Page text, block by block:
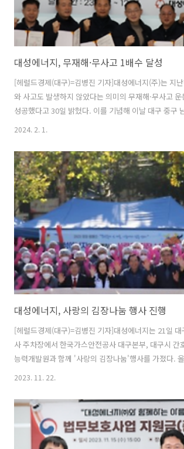
대성에너지, 무재해·무사고 1배수 달성
[헤럴드경제(대구)=김병진 기자]대성에너지(주)는 지
와 사고도 발생하지 않았다는 의미의 무재해·무사고
성공했다고 30일 밝혔다. 이를 기념해 이날 대구 중구
기여도가 높은 부서와 직원들에 대해 시상했다. 또 2024
고를 최소화한다는 목표로 사고 위험성이 높은 현장
을 중심으로 예방 활동을 강화하고 부서 관리자와 근
통해 무재해·무사고 목표를 관리하는 시스템이다. 이날
재해·무사고 1배수 달성을 기념하고 전사적 ESG 환경
하기 위해 전 직원들에게 종이컵 사용을 줄일 수 있도록
다. 대성에..
2024. 2. 1.
대성에너지, 사랑의 김장나눔 행사 진행
[헤럴드경제(대구)=김병진 기자]대성에너지는 21일 대
사 주차장에서 한국가스안전공사 대구본부, 대구시 간
능력개발원과 함께 '사랑의 김장나눔'행사를 가졌다.
념을 정성스럽게 버무려 김장김치를 만들었다. 완성된
의 용기에 담겨져 쪽방세대와 어려운 이웃들에게 전달
에너지 대표이사는 "대성에너지는 앞으로도 지역에 따
를 전달할 수 있는 다양한 사회공헌활동에 적극 참여
2023. 11. 22.